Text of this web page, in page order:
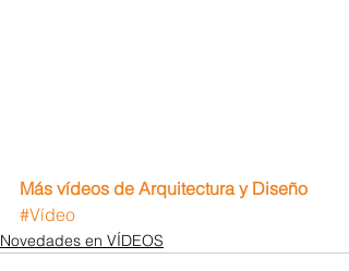
Más vídeos de Arquitectura y Diseño
#Vídeo
Novedades en VÍDEOS